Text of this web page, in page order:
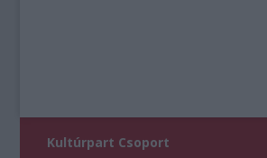
Kultúrpart Csoport